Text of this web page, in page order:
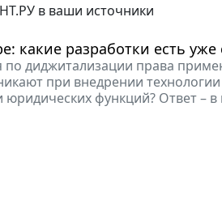
в ваши источники
какие разработки есть уже
диджитализации права
при внедрении
юридических функций? Ответ –